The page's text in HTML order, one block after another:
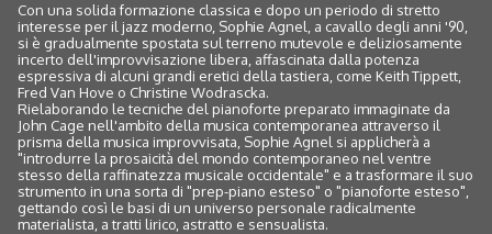
Con una solida formazione classica e dopo un periodo di stretto
interesse per il jazz moderno, Sophie Agnel, a cavallo degli anni '90,
si è gradualmente spostata sul terreno mutevole e deliziosamente
incerto dell'improvvisazione libera, affascinata dalla potenza
espressiva di alcuni grandi eretici della tastiera, come Keith Tippett,
Fred Van Hove o Christine Wodrascka.
Rielaborando le tecniche del pianoforte preparato immaginate da
John Cage nell'ambito della musica contemporanea attraverso il
prisma della musica improvvisata, Sophie Agnel si applicherà a
"introdurre la prosaicità del mondo contemporaneo nel ventre
stesso della raffinatezza musicale occidentale" e a trasformare il suo
strumento in una sorta di "prep-piano esteso" o "pianoforte esteso",
gettando così le basi di un universo personale radicalmente
materialista, a tratti lirico, astratto e sensualista.